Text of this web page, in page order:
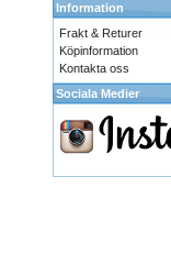
Information
Frakt & Returer
Köpinformation
Kontakta oss
Sociala Medier